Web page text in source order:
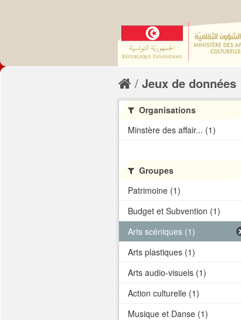
Jeux de données
Organisations
Minstère des affair... (1)
Groupes
Patrimoine (1)
Budget et Subvention (1)
Arts scéniques (1)
Arts plastiques (1)
Arts audio-visuels (1)
Action culturelle (1)
Musique et Danse (1)